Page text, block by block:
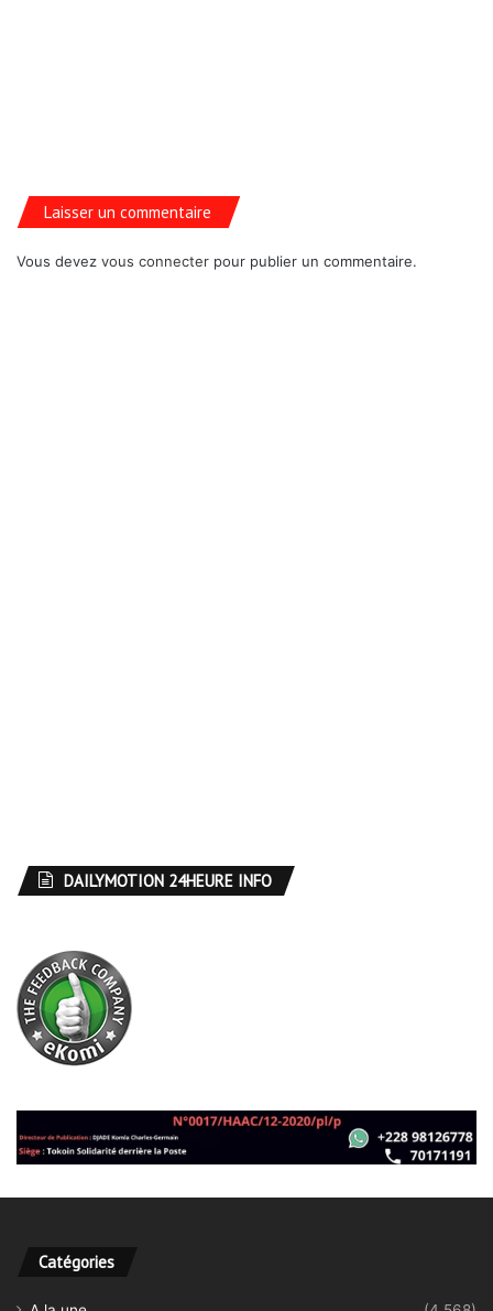
Laisser un commentaire
Vous devez vous connecter pour publier un commentaire.
DAILYMOTION 24HEURE INFO
Catégories